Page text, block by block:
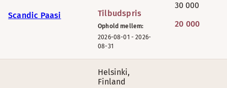
Scandic Paasi
Tilbudspris
Ophold mellem:
2026-08-01 -2026-
08-31
30 000
20 000
Helsinki,
Finland